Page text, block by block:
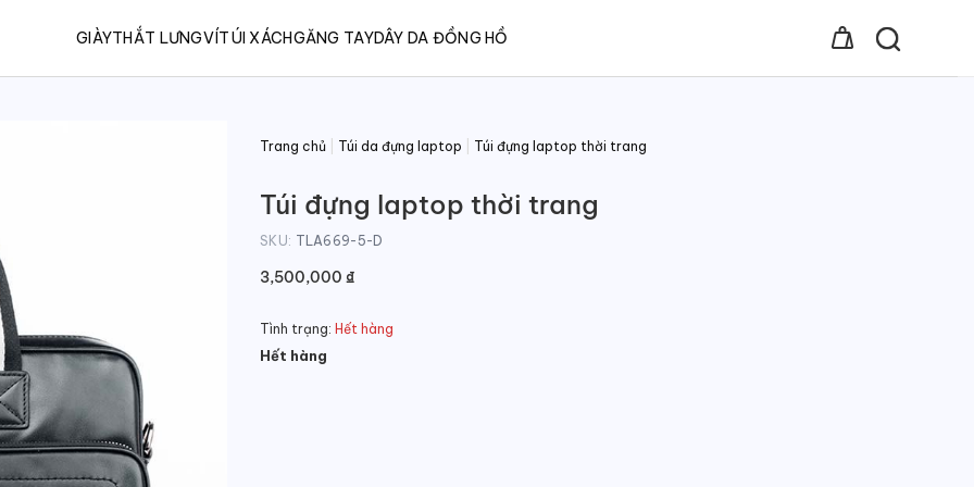
GIÀYTHẮT LƯNGVÍTÚI XÁCHGĂNG TAYDÂY DA ĐỒNG HỒ
Trang chủ Túi da đựng laptop Túi đựng laptop thời trang
Túi đựng laptop thời trang
SKU: TLA669-5-D
3,500,000 ₫
Tình trạng: Hết hàng
Hết hàng